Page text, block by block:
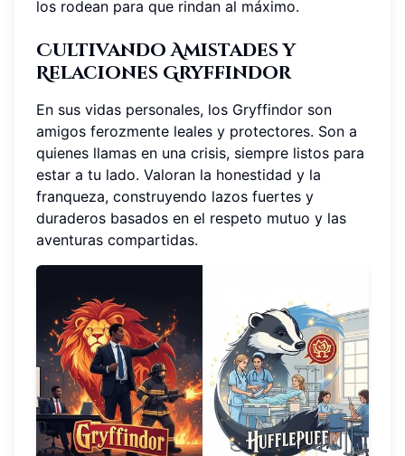
los rodean para que rindan al máximo.
Cultivando Amistades y
Relaciones Gryffindor
En sus vidas personales, los Gryffindor son
amigos ferozmente leales y protectores. Son a
quienes llamas en una crisis, siempre listos para
estar a tu lado. Valoran la honestidad y la
franqueza, construyendo lazos fuertes y
duraderos basados en el respeto mutuo y las
aventuras compartidas.